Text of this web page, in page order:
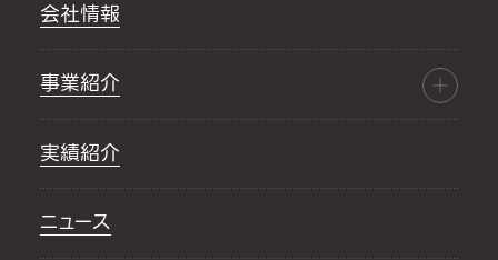
会社情報
事業紹介
実績紹介
ニュース